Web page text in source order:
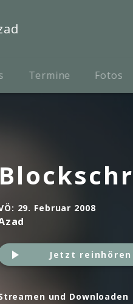
Termine Fotos
29. Februar 2008
Jetzt reinhören
und Downloaden